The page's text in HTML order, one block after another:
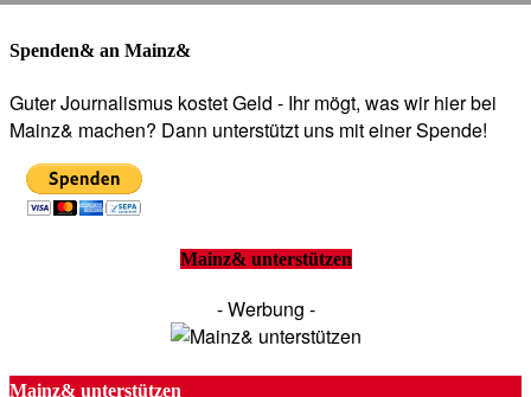
Spenden& an Mainz&
Guter Journalismus kostet Geld - Ihr mögt, was wir hier bei
Mainz& machen? Dann unterstützt uns mit einer Spende!
Mainz& unterstützen
- Werbung -
Mainz& unterstützen